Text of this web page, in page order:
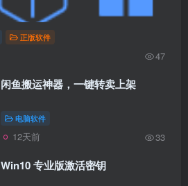
正版软件
47
闲鱼搬运神器，一键转卖上架
电脑软件
12天前 33
Win10 专业版激活密钥